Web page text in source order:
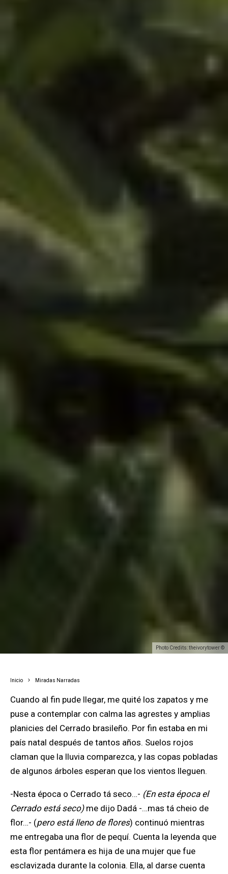
Photo Credits: theivorytower ©
Inicio Miradas Narradas
Cuando al fin pude llegar, me quité los zapatos y me
puse a contemplar con calma las agrestes y amplias
planicies del Cerrado brasileño. Por fin estaba en mi
país natal después de tantos años. Suelos rojos
claman que la lluvia comparezca, y las copas pobladas
de algunos árboles esperan que los vientos lleguen.
-Nesta época o Cerrado tá seco…- (En esta época el
Cerrado está seco)me dijo Dadá -…mas tá cheio de
flor…- (pero está lleno de flores) continuó mientras
me entregaba una flor de pequí. Cuenta la leyenda que
esta flor pentámera es hija de una mujer que fue
esclavizada durante la colonia. Ella, al darse cuenta